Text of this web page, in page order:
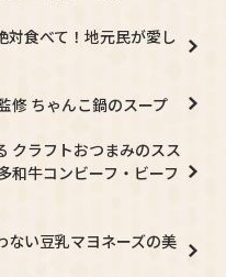
対食べて！地元民が愛し
修 ちゃんこ鍋のスープ
クラフトおつまみのスス
和牛コンビーフ・ビーフ
ない豆乳マヨネーズの美